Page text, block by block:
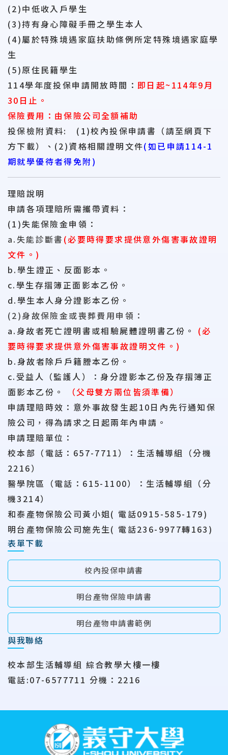
(2)中低收入戶學生
(3)持有身心障礙手冊之學生本人
(4)屬於特殊境遇家庭扶助條例所定特殊境遇家庭學
生
(5)原住民籍學生
114學年度投保申請開放時間： 即日起~114年9月
30日止。
保險費用：由保險公司全額補助
投保檢附資料: (1)校內投保申請書（請至網頁下
方下載）、(2)資格相關證明文件(如已申請114-1
期就學優待者得免附)
理賠說明
申請各項理賠所需攜帶資料：
(1)失能保險金申領：
a.失能診斷書 (必要時得要求提供意外傷害事故證明
文件。)
b.學生證正、反面影本。
c.學生存摺簿正面影本乙份。
d.學生本人身分證影本乙份。
(2)身故保險金或喪葬費用申領：
a.身故者死亡證明書或相驗屍體證明書乙份。 (必
要時得要求提供意外傷害事故證明文件。)
b.身故者除戶戶籍謄本乙份。
c.受益人（監護人）：身分證影本乙份及存摺簿正
面影本乙份。
（父母雙方兩位皆須準備）
申請理賠時效：意外事故發生起10日內先行通知保
險公司，得為請求之日起兩年內申請。
申請理賠單位：
校本部（電話：657-7711）：生活輔導組（分機
2216）
醫學院區（電話：615-1100）：生活輔導組（分
機3214）
和泰產物保險公司黃小姐( 電話0915-585-179)
明台產物保險公司施先生( 電話236-9977轉163)
表單下載
校內投保申請書
明台產物保險申請書
明台產物申請書範例
與我聯絡
校本部生活輔導組 綜合教學大樓一樓
電話:07-6577711 分機：2216